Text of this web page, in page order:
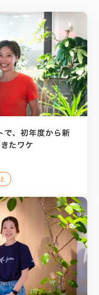
で、初年度から新
たワケ